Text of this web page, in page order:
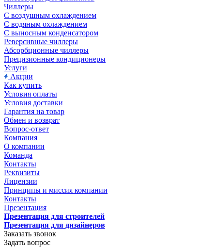
Чиллеры
С воздушным охлаждением
С водяным охлаждением
С выносным конденсатором
Реверсивные чиллеры
Абсорбционные чиллеры
Прецизионные кондиционеры
Услуги
Акции
Как купить
Условия оплаты
Условия доставки
Гарантия на товар
Обмен и возврат
Вопрос-ответ
Компания
О компании
Команда
Контакты
Реквизиты
Лицензии
Принципы и миссия компании
Контакты
Презентация
Презентация для строителей
Презентация для дизайнеров
Заказать звонок
Задать вопрос